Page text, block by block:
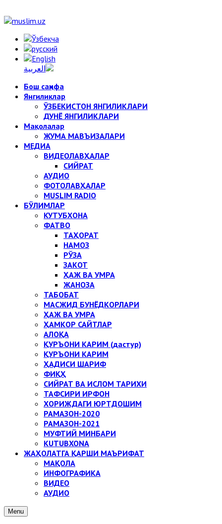
Бош саҳифа
Янгиликлар
ЎЗБЕКИСТОН ЯНГИЛИКЛАРИ
ДУНЁ ЯНГИЛИКЛАРИ
Мақолалар
ЖУМА МАВЪИЗАЛАРИ
МЕДИА
ВИДЕОЛАВҲАЛАР
СИЙРАТ
АУДИО
ФОТОЛАВҲАЛАР
MUSLIM RADIO
БЎЛИМЛАР
КУТУБХОНА
ФАТВО
ТАҲОРАТ
НАМОЗ
РЎЗА
ЗАКОТ
ҲАЖ ВА УМРА
ЖАНОЗА
ТАБОБАТ
МАСЖИД БУНЁДКОРЛАРИ
ҲАЖ ВА УМРА
ҲАМКОР САЙТЛАР
АЛОҚА
ҚУРЪОНИ КАРИМ (дастур)
ҚУРЪОНИ КАРИМ
ҲАДИСИ ШАРИФ
ФИҚҲ
СИЙРАТ ВА ИСЛОМ ТАРИХИ
ТАФСИРИ ИРФОН
ХОРИЖДАГИ ЮРТДОШИМ
РАМАЗОН-2020
РАМАЗОН-2021
МУФТИЙ МИНБАРИ
KUTUBXONA
ЖАҲОЛАТГА ҚАРШИ МАЪРИФАТ
МАҚОЛА
ИНФОГРАФИКА
ВИДЕО
АУДИО
Menu